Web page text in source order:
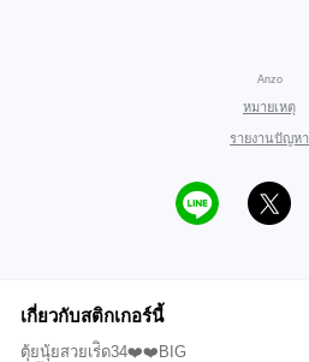
Anzo
หมายเหตุ
รายงานปัญหา
เกี่ยวกับสติกเกอร์นี้
ตุ้ยนุ้ยสวยเร่ิด34❤️❤️BIG